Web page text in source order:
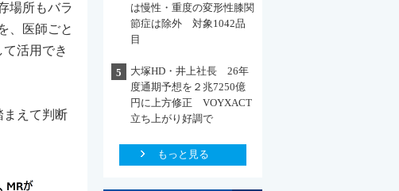
場所もバラ
、医師ごと
活用でき
まえて判断
は慢性・重度の変形性膝関
節症は除外 対象1042品
目
5
大塚HD・井上社長 26年
度通期予想を２兆7250億
円に上方修正 VOYXACT
立ち上がり好調で
もっと見る